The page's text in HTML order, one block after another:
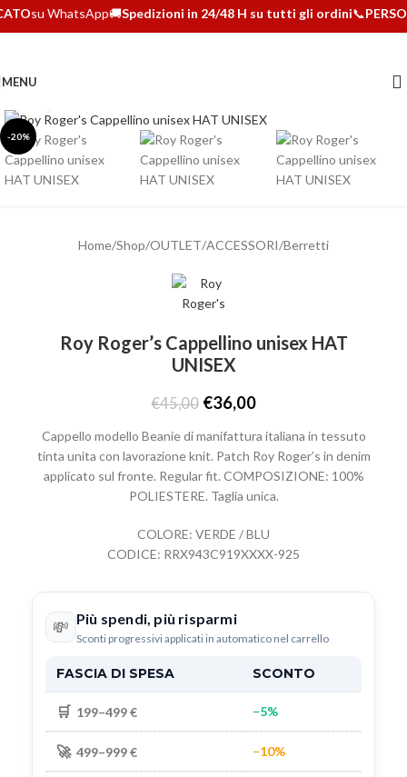
su WhatsApp🚚Spedizioni in 24/48 H su tutti gli ordini📞
MENU
-20%
Home/Shop/OUTLET/ACCESSORI/Berretti
Roy Roger’s Cappellino unisex HAT
UNISEX
€45,00 €36,00
Cappello modello Beanie di manifattura italiana in tessuto
tinta unita con lavorazione knit. Patch Roy Roger’s in denim
applicato sul fronte. Regular fit. COMPOSIZIONE: 100%
POLIESTERE. Taglia unica.
COLORE: VERDE / BLU
CODICE: RRX943C919XXXX-925
💸 Più spendi, più risparmi
Sconti progressivi applicati in automatico nel carrello
FASCIA DI SPESA SCONTO
🛒 199–499 € −5%
🚀 499–999 € −10%